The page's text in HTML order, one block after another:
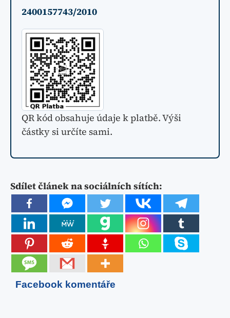
2400157743/2010
QR kód obsahuje údaje k platbě. Výši
částky si určíte sami.
Sdílet článek na sociálních sítích:
Facebook komentáře